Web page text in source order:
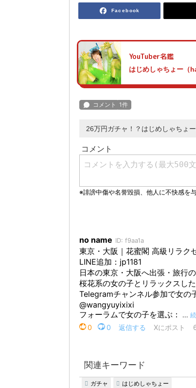
Facebook
YouTuber名鑑
はじめしゃちょー（
26万円ガチャ！？はじめしゃちょ
関連キーワード
ガチャ はじめしゃちょー